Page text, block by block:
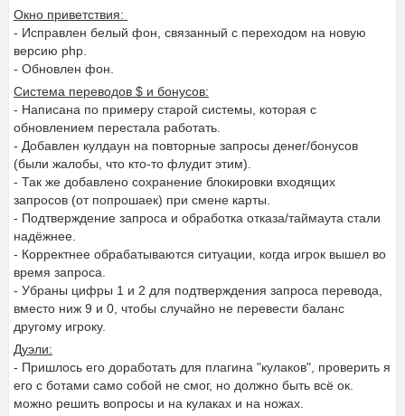
Окно приветствия:
- Исправлен белый фон, связанный с переходом на новую
версию php.
- Обновлен фон.
Система переводов $ и бонусов:
- Написана по примеру старой системы, которая с
обновлением перестала работать.
- Добавлен кулдаун на повторные запросы денег/бонусов
(были жалобы, что кто-то флудит этим).
- Так же добавлено сохранение блокировки входящих
запросов (от попрошаек) при смене карты.
- Подтверждение запроса и обработка отказа/таймаута стали
надёжнее.
- Корректнее обрабатываются ситуации, когда игрок вышел во
время запроса.
- Убраны цифры 1 и 2 для подтверждения запроса перевода,
вместо ниж 9 и 0, чтобы случайно не перевести баланс
другому игроку.
Дуэли:
- Пришлось его доработать для плагина "кулаков", проверить я
его с ботами само собой не смог, но должно быть всё ок.
можно решить вопросы и на кулаках и на ножах.